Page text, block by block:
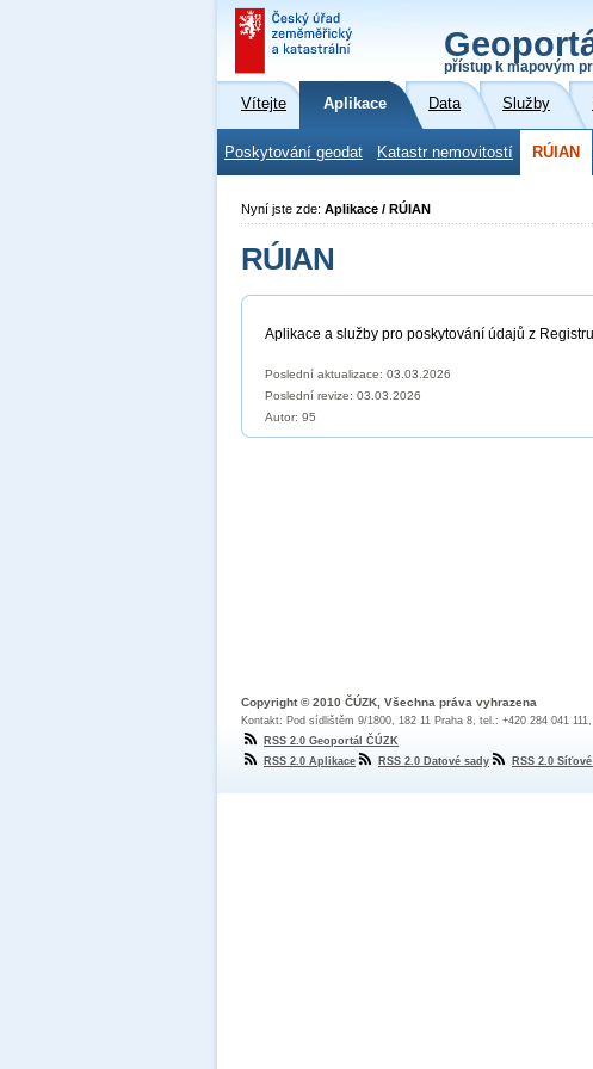
přístup k mapovým
Vítejte Aplikace Data Služby
Poskytování geodat Katastr nemovitostí RÚIAN
Nyní jste zde: Aplikace / RÚIAN
RÚIAN
Aplikace a služby pro poskytování údajů z
Poslední aktualizace: 03.03.2026
Poslední revize: 03.03.2026
Autor: 95
Copyright © 2010 ČÚZK, Všechna práva vyhrazena
Kontakt: Pod sídlištěm 9/1800, 182 11 Praha 8, tel.: +420 284 041
RSS 2.0 Geoportál ČÚZK
RSS 2.0 Aplikace
RSS 2.0 Datové sady RSS 2.0